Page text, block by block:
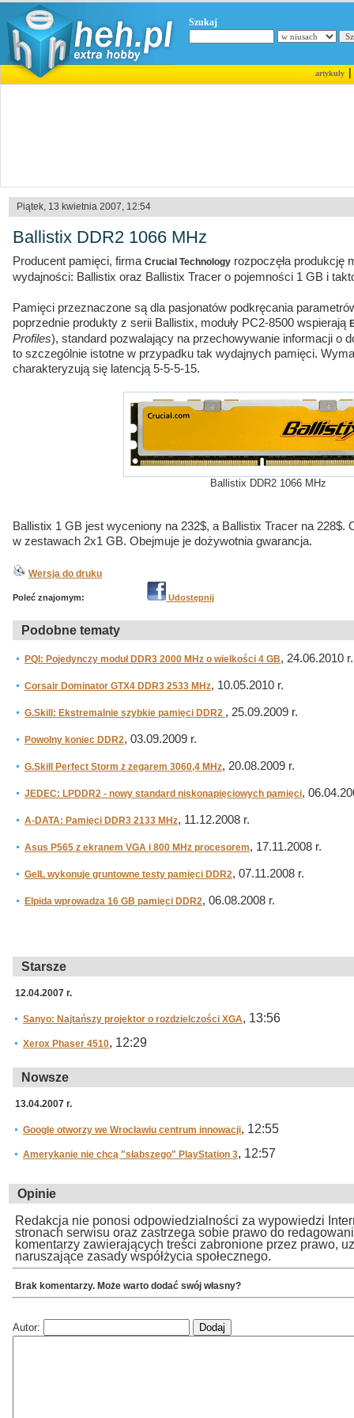
Szukaj
artykuły|
Piątek, 13 kwietnia 2007, 12:54
Ballistix DDR2 1066 MHz
Producent pamięci, firma Crucial Technology rozpoczęła produkcję
wydajności: Ballistix oraz Ballistix Tracer o pojemności 1 GB i
Pamięci przeznaczone są dla pasjonatów podkręcania
poprzednie produkty z serii Ballistix, moduły PC2-8500 wspierają
Profiles), standard pozwalający na przechowywanie informacji o
to szczególnie istotne w przypadku tak wydajnych pamięci.
charakteryzują się latencją 5-5-5-15.
Ballistix DDR2 1066 MHz
Ballistix 1 GB jest wyceniony na 232$, a Ballistix Tracer na 228$.
w zestawach 2x1 GB. Obejmuje je dożywotnia gwarancja.
Wersja do druku
Poleć znajomym: Udostępnij
Podobne tematy
PQI: Pojedynczy moduł DDR3 2000 MHz o wielkości 4 GB, 24.06.2010 r.
Corsair Dominator GTX4 DDR3 2533 MHz, 10.05.2010 r.
G.Skill: Ekstremalnie szybkie pamięci DDR2 , 25.09.2009 r.
Powolny koniec DDR2, 03.09.2009 r.
G.Skill Perfect Storm z zegarem 3060,4 MHz, 20.08.2009 r.
JEDEC: LPDDR2 - nowy standard niskonapięciowych pamięci,
A-DATA: Pamięci DDR3 2133 MHz, 11.12.2008 r.
Asus P565 z ekranem VGA i 800 MHz procesorem, 17.11.2008 r.
GeIL wykonuje gruntowne testy pamięci DDR2, 07.11.2008 r.
Elpida wprowadza 16 GB pamięci DDR2, 06.08.2008 r.
Starsze
12.04.2007 r.
Sanyo: Najtańszy projektor o rozdzielczości XGA, 13:56
Xerox Phaser 4510, 12:29
Nowsze
13.04.2007 r.
Google otworzy we Wrocławiu centrum innowacji, 12:55
Amerykanie nie chcą "słabszego" PlayStation 3, 12:57
Opinie
Redakcja nie ponosi odpowiedzialności za wypowiedzi
stronach serwisu oraz zastrzega sobie prawo do
komentarzy zawierających treści zabronione przez prawo,
naruszające zasady współżycia społecznego.
Brak komentarzy. Może warto dodać swój własny?
Autor: